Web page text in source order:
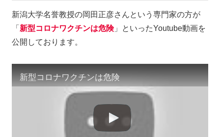
新潟大学名誉教授の岡田正彦さんという専門家の方が
「 新型コロナワクチンは危険」といったYoutube動画を
公開しております。
新型コロナワクチンは危険